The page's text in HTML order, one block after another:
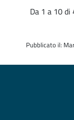
Da 1 a 10
Pubblicato il: